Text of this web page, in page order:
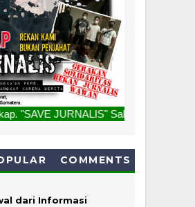
Salam Redaksi
COMMENTS
dari Informasi